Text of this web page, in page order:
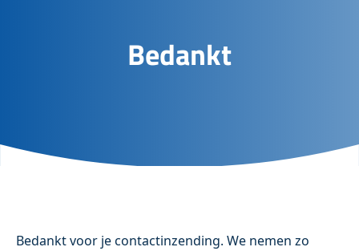
Bedankt
Bedankt voor je contactinzending. We nemen zo